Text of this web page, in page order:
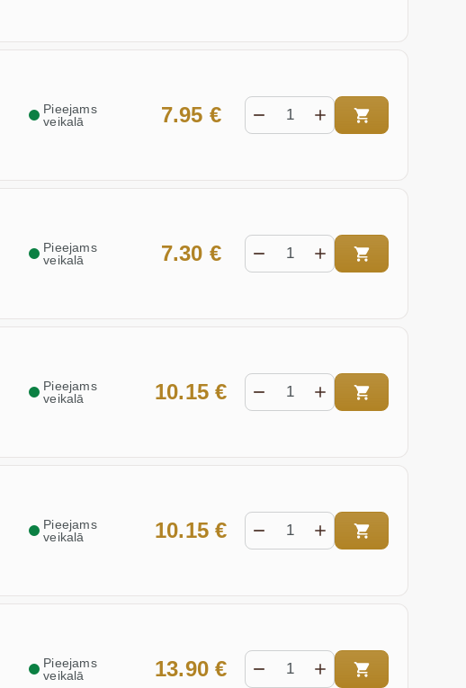
7.95 €
Pieejams
veikalā
7.30 €
Pieejams
veikalā
10.15 €
Pieejams
veikalā
10.15 €
Pieejams
veikalā
13.90 €
Pieejams
veikalā